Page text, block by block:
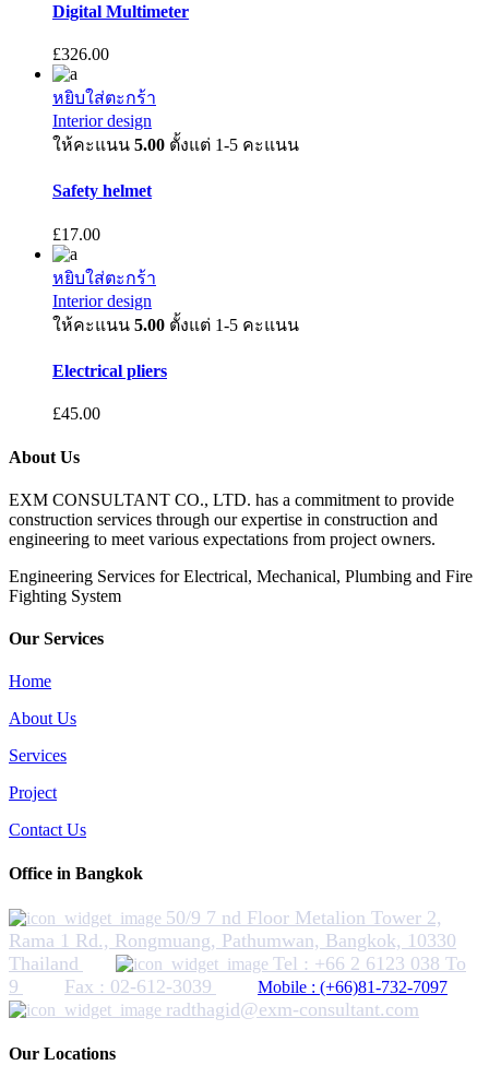
Digital Multimeter
£326.00
หยิบใส่ตะกร้า
Interior design
ให้คะแนน 5.00 ตั้งแต่ 1-5 คะแนน
Safety helmet
£17.00
หยิบใส่ตะกร้า
Interior design
ให้คะแนน 5.00 ตั้งแต่ 1-5 คะแนน
Electrical pliers
£45.00
About Us
EXM CONSULTANT CO., LTD. has a commitment to provide
construction services through our expertise in construction and
engineering to meet various expectations from project owners.
​Engineering Services for Electrical, Mechanical, Plumbing and Fire
Fighting System
Our Services
Home
About Us
Services
Project
Contact Us
Office in Bangkok
50/9 7 nd Floor Metalion Tower 2,
Rama 1 Rd., Rongmuang, Pathumwan, Bangkok, 10330
Thailand
Tel : +66 2 6123 038 To
9
Fax : 02-612-3039 Mobile : (+66)81-732-7097
radthagid@exm-consultant.com
Our Locations